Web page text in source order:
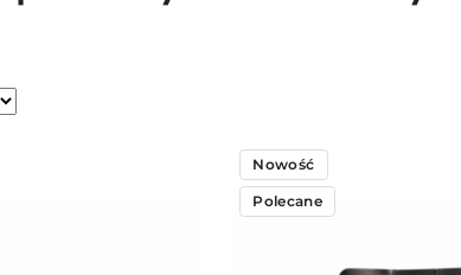
Nowość
Polecane